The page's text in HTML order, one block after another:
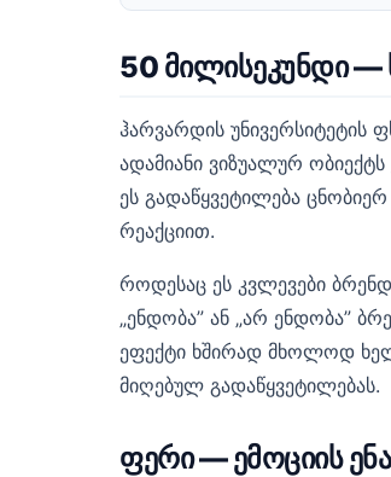
50 მილისეკუნდი —
ჰარვარდის უნივერსიტეტის
ადამიანი ვიზუალურ
ეს გადაწყვეტილება
რეაქციით.
როდესაც ეს კვლევები
„ენდობა” ან „არ ენდობა”
ეფექტი ხშირად მხოლოდ
მიღებულ გადაწყვეტილებას.
ფერი — ემოციის ენა